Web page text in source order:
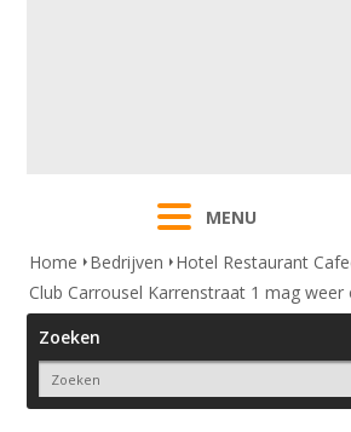
MENU
Home
Bedrijven
Hotel Restaurant
Club Carrousel Karrenstraat 1 mag weer
Zoeken